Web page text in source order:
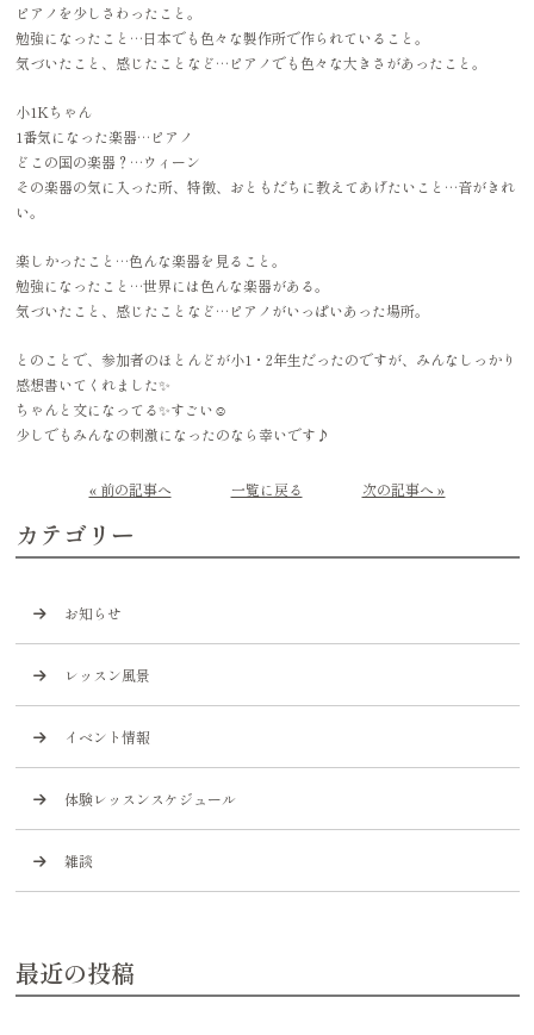
ピアノを少しさわったこと。
勉強になったこと…日本でも色々な製作所で作られていること。
気づいたこと、感じたことなど…ピアノでも色々な大きさがあったこと。
小1Kちゃん
1番気になった楽器…ピアノ
どこの国の楽器？…ウィーン
その楽器の気に入った所、特徴、おともだちに教えてあげたいこと…音がきれ
い。
楽しかったこと…色んな楽器を見ること。
勉強になったこと…世界には色んな楽器がある。
気づいたこと、感じたことなど…ピアノがいっぱいあった場所。
とのことで、参加者のほとんどが小1・2年生だったのですが、みんなしっかり
感想書いてくれました✨
ちゃんと文になってる✨すごい☺️
少しでもみんなの刺激になったのなら幸いです♪
« 前の記事へ 一覧に戻る 次の記事へ »
カテゴリー
お知らせ
レッスン風景
イベント情報
体験レッスンスケジュール
雑談
最近の投稿